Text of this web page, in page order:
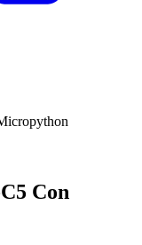
Con